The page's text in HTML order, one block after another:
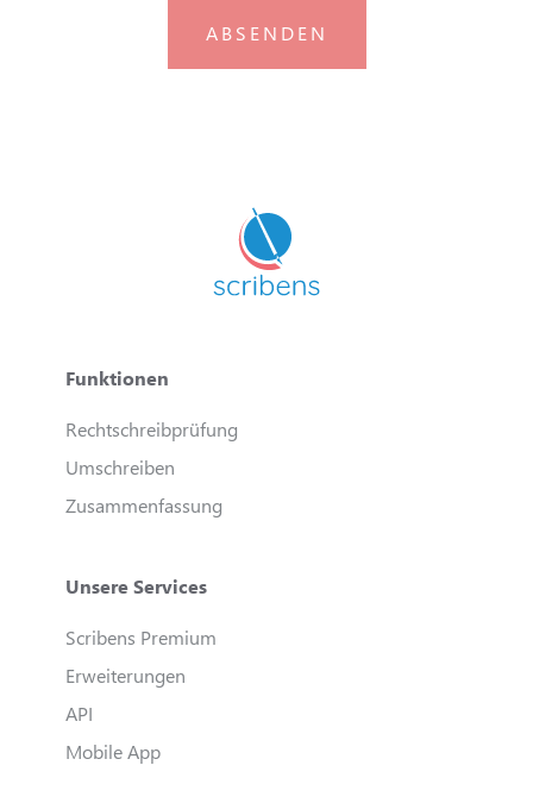
ABSENDEN
Funktionen
Rechtschreibprüfung
Umschreiben
Zusammenfassung
Unsere Services
Scribens Premium
Erweiterungen
API
Mobile App